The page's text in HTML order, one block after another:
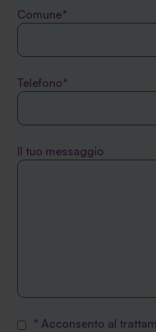
Comune*
Telefono*
Il tuo messaggio
* Acconsento al